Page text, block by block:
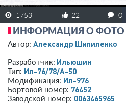
1753 22 0
ИНФОРМАЦИЯ О ФОТО
Автор: Александр Шипиленко
Разработчик: Ильюшин
Тип: Ил-76/78/А-50
Модификация: Ил-976
Бортовой номер: 76452
Заводской номер: 0063465965